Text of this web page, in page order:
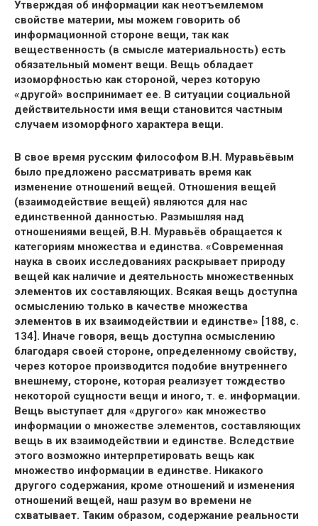
Утверждая об информации как неотъемлемом
свойстве материи, мы можем говорить об
информационной стороне вещи, так как
вещественность (в смысле материальность) есть
обязательный момент вещи. Вещь обладает
изоморфностью как стороной, через которую
«другой» воспринимает ее. В ситуации социальной
действительности имя вещи становится частным
случаем изоморфного характера вещи.
В свое время русским философом В.Н. Муравьёвым
было предложено рассматривать время как
изменение отношений вещей. Отношения вещей
(взаимодействие вещей) являются для нас
единственной данностью. Размышляя над
отношениями вещей, В.Н. Муравьёв обращается к
категориям множества и единства. «Современная
наука в своих исследованиях раскрывает природу
вещей как наличие и деятельность множественных
элементов их составляющих. Всякая вещь доступна
осмыслению только в качестве множества
элементов в их взаимодействии и единстве» [188, с.
134]. Иначе говоря, вещь доступна осмыслению
благодаря своей стороне, определенному свойству,
через которое производится подобие внутреннего
внешнему, стороне, которая реализует тождество
некоторой сущности вещи и иного, т. е. информации.
Вещь выступает для «другого» как множество
информации о множестве элементов, составляющих
вещь в их взаимодействии и единстве. Вследствие
этого возможно интерпретировать вещь как
множество информации в единстве. Никакого
другого содержания, кроме отношений и изменения
отношений вещей, наш разум во времени не
схватывает. Таким образом, содержание реальности